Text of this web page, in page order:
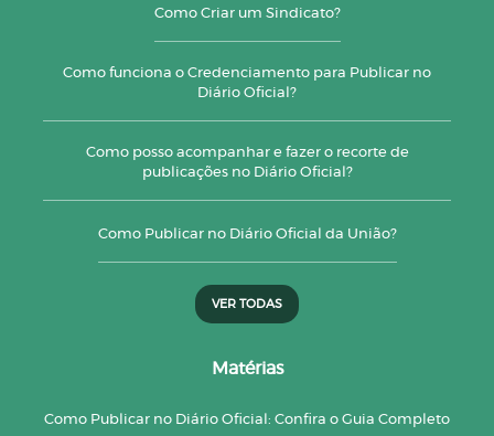
Como Criar um Sindicato?
Como funciona o Credenciamento para Publicar no
Diário Oficial?
Como posso acompanhar e fazer o recorte de
publicações no Diário Oficial?
Como Publicar no Diário Oficial da União?
VER TODAS
Matérias
Como Publicar no Diário Oficial: Confira o Guia Completo